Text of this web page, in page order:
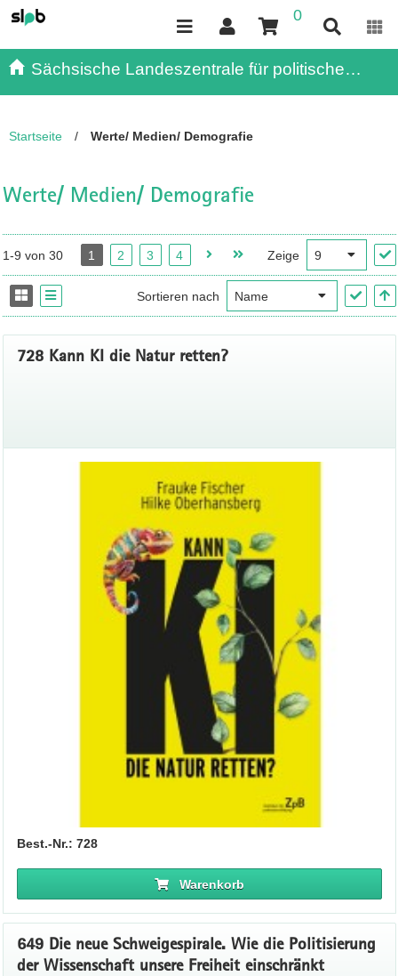
0
Sächsische Landeszentrale für politische
Startseite / Werte/ Medien/ Demografie
Werte/ Medien/ Demografie
1-9 von 30 1 2 3 4 Zeige
Sortieren nach
728 Kann KI die Natur retten?
Best.-Nr.: 728
Warenkorb
649 Die neue Schweigespirale. Wie die Politisierung
der Wissenschaft unsere Freiheit einschränkt